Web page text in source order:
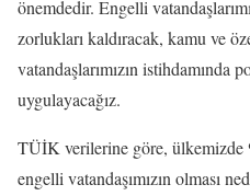
önemdedir. Engelli
zorlukları kaldıracak, kamu ve
vatandaşlarımızın istihdamında
uygulayacağız.
TÜİK verilerine göre, ülkemizde
engelli vatandaşımızın olması